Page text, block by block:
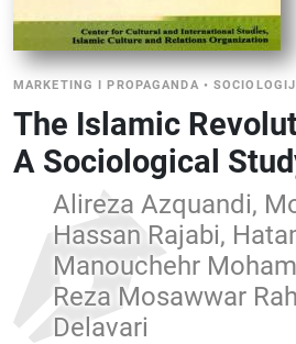
MARKETING I PROPAGANDA •
The Islamic
A Sociological
Alireza Azquandi,
Hassan Rajabi,
Manouchehr
Reza Mosawwar
Delavari